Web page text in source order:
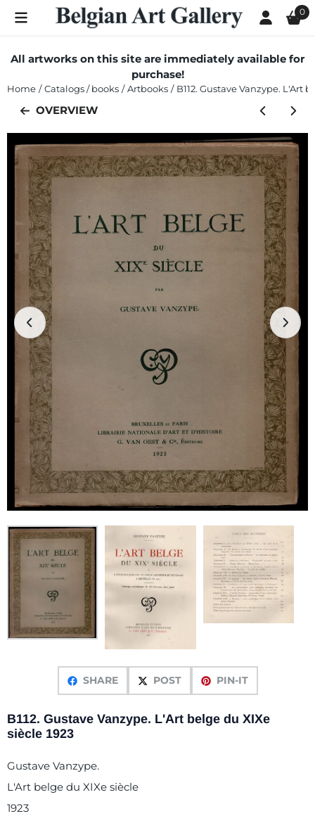
Cookie preferences are currently closed. 0
All artworks on this site are immediately available for
purchase!
Home / Catalogs / books / Artbooks / B112. Gustave Vanzype. L'Art
OVERVIEW
SHARE POST PIN-IT
B112. Gustave Vanzype. L'Art belge du XIXe
siècle 1923
Gustave Vanzype.
L'Art belge du XIXe siècle
1923